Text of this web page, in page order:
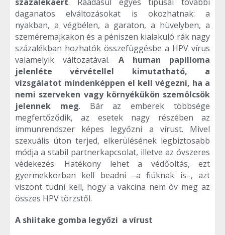
daganatos elváltozásokat is okozhatnak: a
nyakban, a végbélen, a garaton, a hüvelyben, a
szeméremajkakon és a péniszen kialakuló rák nagy
százalékban hozhatók összefüggésbe a HPV vírus
valamelyik változatával. A human papilloma
jelenléte vérvétellel kimutatható, a
vizsgálatot mindenképpen el kell végezni, ha a
nemi szerveken vagy környékükön szemölcsök
jelennek meg. Bár az emberek többsége
megfertőződik, az esetek nagy részében az
immunrendszer képes legyőzni a vírust. Mivel
szexuális úton terjed, elkerülésének legbiztosabb
módja a stabil partnerkapcsolat, illetve az óvszeres
védekezés. Hatékony lehet a védőoltás, ezt
gyermekkorban kell beadni –a fiúknak is–, azt
viszont tudni kell, hogy a vakcina nem óv meg az
összes HPV törzstől.
A shiitake gomba legyőzi a vírust